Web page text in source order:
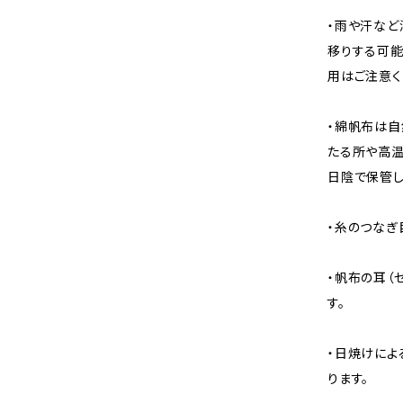
・雨や汗な
移りする可
用はご注意く
・綿帆布は
たる所や高
日陰で保管
・糸のつな
・帆布の耳（
す。
・日焼けに
ります。